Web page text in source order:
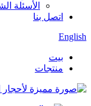
الأسئلة
اتصل بنا
English
بيت
منتجات